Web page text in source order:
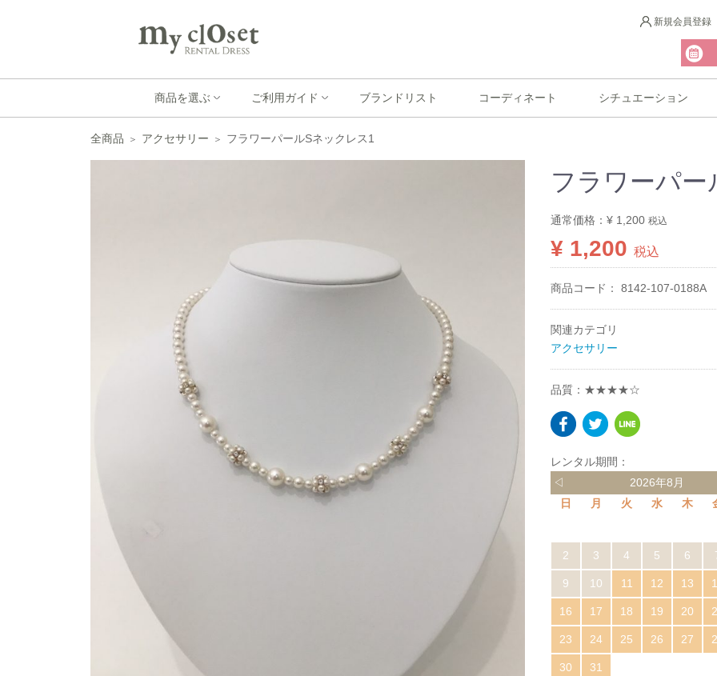
新規会員登録
商品を選ぶ ご利用ガイド ブランドリスト コーディネート シチュエーション
全商品 アクセサリー フラワーパールSネックレス1
フラワーパ
通常価格： ¥ 1,200 税込
¥ 1,200 税込
商品コード： 8142-107-0188A
関連カテゴリ
アクセサリー
品質：★★★★☆
レンタル期間：
◁
2026年8月
日
月 火 水 木
2 3 4 5 6
9 10 11 12 13
16 17 18 19 20
23 24 25 26 27
30 31